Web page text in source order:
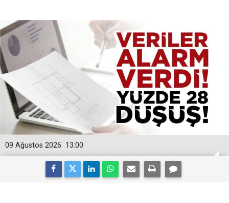
13:00
09 Ağustos 2026